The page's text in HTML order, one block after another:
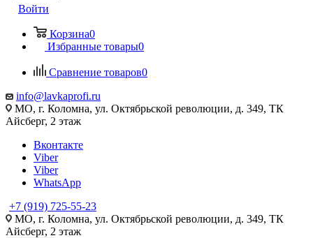
Войти
Корзина0
Избранные товары0
Сравнение товаров0
info@lavkaprofi.ru
МО, г. Коломна, ул. Октябрьской революции, д. 349, ТК
Айсберг, 2 этаж
Вконтакте
Viber
Viber
WhatsApp
+7 (919) 725-55-23
МО, г. Коломна, ул. Октябрьской революции, д. 349, ТК
Айсберг, 2 этаж